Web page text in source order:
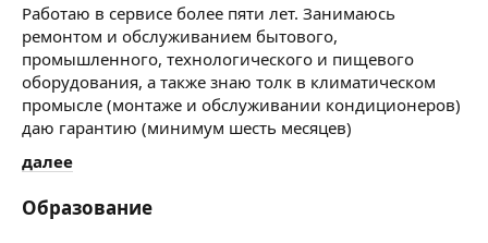
Работаю в сервисе более пяти лет. Занимаюсь
ремонтом и обслуживанием бытового,
промышленного, технологического и пищевого
оборудования, а также знаю толк в климатическом
промысле (монтаже и обслуживании кондиционеров)
даю гарантию (минимум шесть месяцев)
далее
Образование